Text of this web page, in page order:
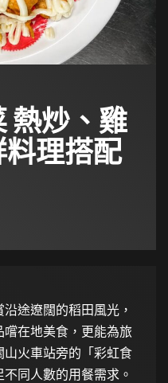
熱炒、雞
理搭配
途遼闊的稻田風光，
在地美食，更能為旅
火車站旁的「彩虹食
同人數的用餐需求。